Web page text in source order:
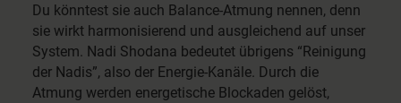
Du könntest sie auch Balance-Atmung nennen, denn
sie wirkt harmonisierend und ausgleichend auf unser
System. Nadi Shodana bedeutet übrigens “Reinigung
der Nadis”, also der Energie-Kanäle. Durch die
Atmung werden energetische Blockaden gelöst,